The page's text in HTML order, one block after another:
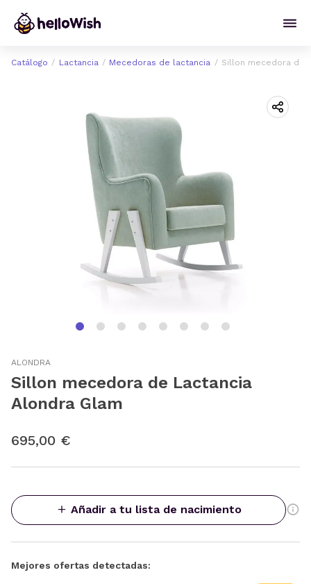
Catálogo Lactancia Mecedoras de lactancia Sillon mecedora de
ALONDRA
Sillon mecedora de Lactancia
Alondra Glam
695,00 €
Añadir a tu lista de nacimiento
Mejores ofertas detectadas: